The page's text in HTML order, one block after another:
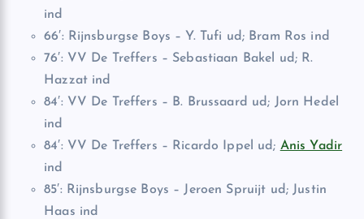
ind
66′: Rijnsburgse Boys – Y. Tufi ud; Bram Ros ind
76′: VV De Treffers – Sebastiaan Bakel ud; R.
Hazzat ind
84′: VV De Treffers – B. Brussaard ud; Jorn Hedel
ind
84′: VV De Treffers – Ricardo Ippel ud; Anis Yadir
ind
85′: Rijnsburgse Boys – Jeroen Spruijt ud; Justin
Haas ind